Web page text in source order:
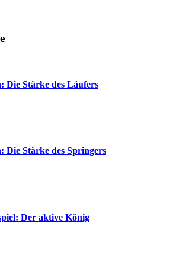
Die Stärke des Läufers
Die Stärke des Springers
Der aktive König